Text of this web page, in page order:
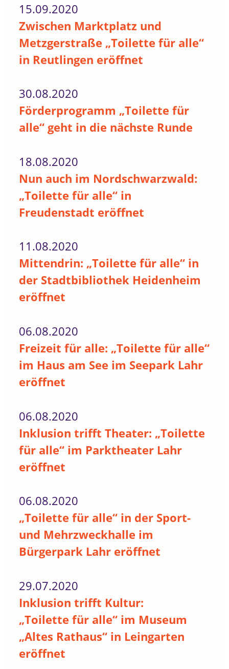
15.09.2020
Zwischen Marktplatz und
Metzgerstraße „Toilette für alle“
in Reutlingen eröffnet
30.08.2020
Förderprogramm „Toilette für
alle“ geht in die nächste Runde
18.08.2020
Nun auch im Nordschwarzwald:
„Toilette für alle“ in
Freudenstadt eröffnet
11.08.2020
Mittendrin: „Toilette für alle“ in
der Stadtbibliothek Heidenheim
eröffnet
06.08.2020
Freizeit für alle: „Toilette für alle“
im Haus am See im Seepark Lahr
eröffnet
06.08.2020
Inklusion trifft Theater: „Toilette
für alle“ im Parktheater Lahr
eröffnet
06.08.2020
„Toilette für alle“ in der Sport-
und Mehrzweckhalle im
Bürgerpark Lahr eröffnet
29.07.2020
Inklusion trifft Kultur:
„Toilette für alle“ im Museum
„Altes Rathaus“ in Leingarten
eröffnet